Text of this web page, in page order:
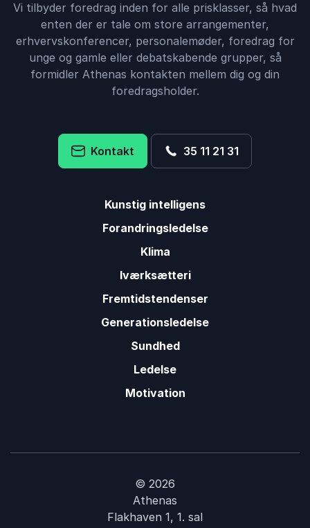
Vi tilbyder foredrag inden for alle prisklasser, så hvad
enten der er tale om store arrangementer,
erhvervskonferencer, personalemøder, foredrag for
unge og gamle eller debatskabende grupper, så
formidler Athenas kontakten mellem dig og din
foredragsholder.
Kontakt 35 11 21 31
Kunstig intelligens
Forandringsledelse
Klima
Iværksætteri
Fremtidstendenser
Generationsledelse
Sundhed
Ledelse
Motivation
© 2026
Athenas
Flakhaven 1, 1. sal